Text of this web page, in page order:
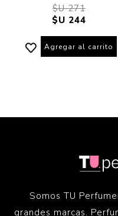
$U 271
$U 244
Agregar al carrito
Somos TU
grandes marcas.